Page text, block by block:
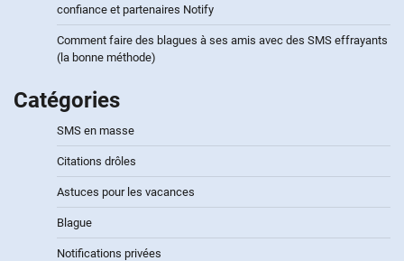
confiance et partenaires Notify
Comment faire des blagues à ses amis avec des SMS effrayants
(la bonne méthode)
Catégories
SMS en masse
Citations drôles
Astuces pour les vacances
Blague
Notifications privées